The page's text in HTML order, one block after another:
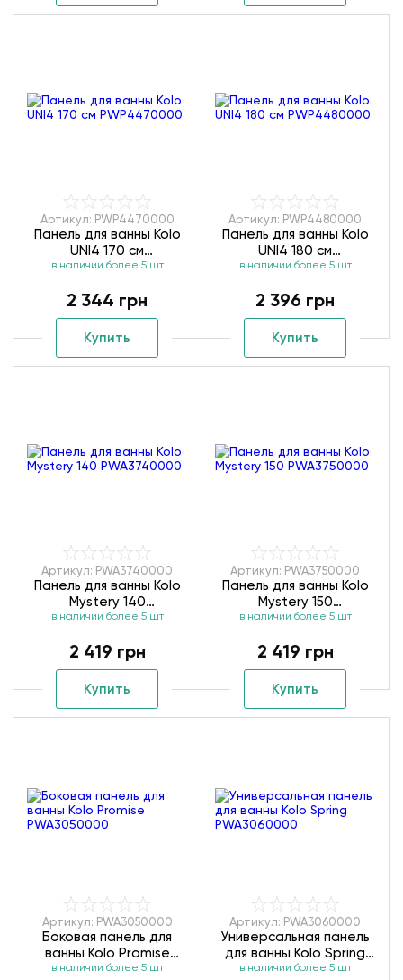
Артикул: PWP4470000
Панель для ванны Kolo
UNI4 170 см
PWP4470000
в наличии более 5 шт
2 344 грн
Купить
Артикул: PWP4480000
Панель для ванны Kolo
UNI4 180 см
PWP4480000
в наличии более 5 шт
2 396 грн
Купить
Артикул: PWA3740000
Панель для ванны Kolo
Mystery 140
PWA3740000
в наличии более 5 шт
2 419 грн
Купить
Артикул: PWA3750000
Панель для ванны Kolo
Mystery 150
PWA3750000
в наличии более 5 шт
2 419 грн
Купить
Артикул: PWA3050000
Боковая панель для
ванны Kolo Promise
PWA3050000
в наличии более 5 шт
Артикул: PWA3060000
Универсальная панель
для ванны Kolo Spring
PWA3060000
в наличии более 5 шт